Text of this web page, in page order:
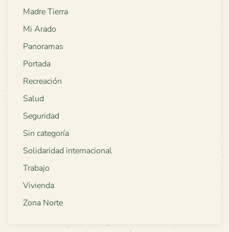
Madre Tierra
Mi Arado
Panoramas
Portada
Recreación
Salud
Seguridad
Sin categoría
Solidaridad internacional
Trabajo
Vivienda
Zona Norte